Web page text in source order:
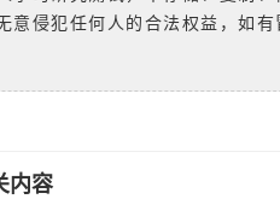
侵犯任何人的合法权益，如
内容